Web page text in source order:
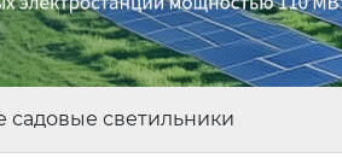
садовые светильники